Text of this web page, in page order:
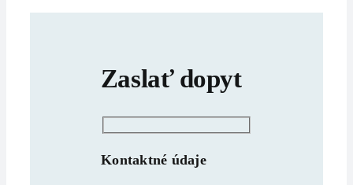
Zaslať dopyt
Kontaktné údaje